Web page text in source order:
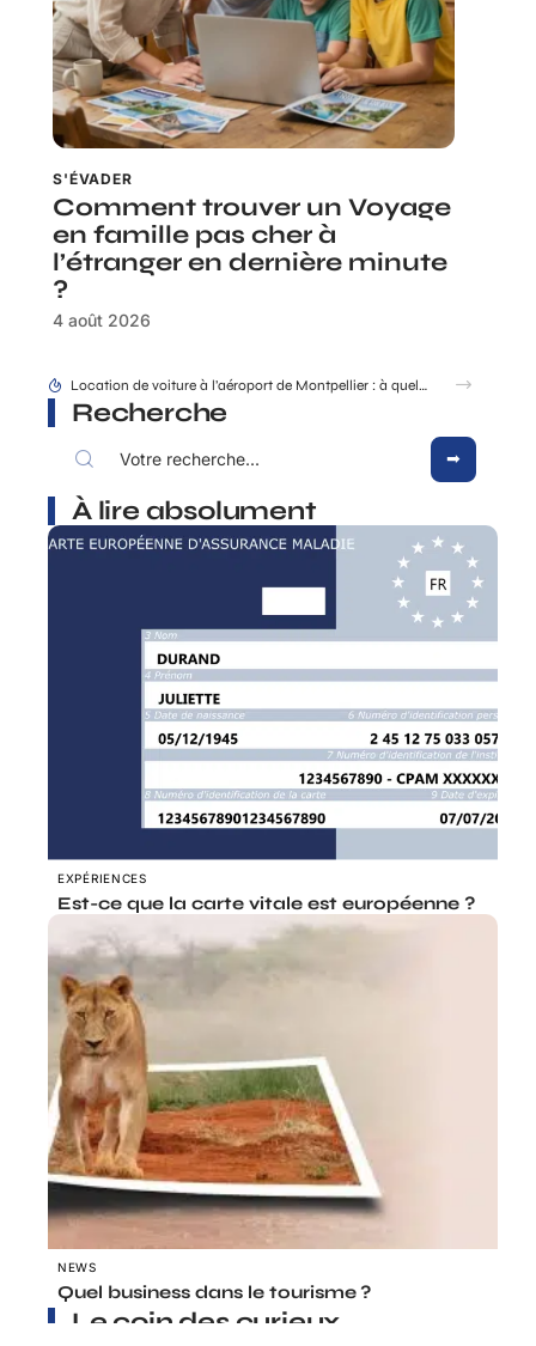
S'ÉVADER
Comment trouver un Voyage
en famille pas cher à
l’étranger en dernière minute
?
4 août 2026
Location de voiture à l’aéroport de Montpellier : à quel moment faut-il réserver ?
Recherche
À lire absolument
EXPÉRIENCES
Est-ce que la carte vitale est européenne ?
NEWS
Quel business dans le tourisme ?
Le coin des curieux